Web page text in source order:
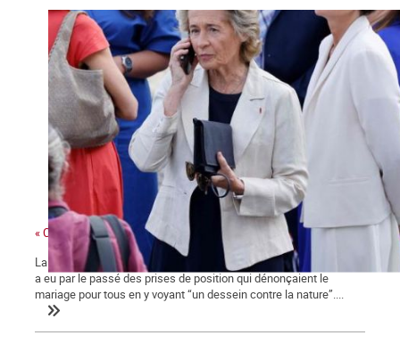
« Ces gens-là »
La ministre des collectivités territoriales, issue des Républicains,
a eu par le passé des prises de position qui dénonçaient le
mariage pour tous en y voyant “un dessein contre la nature”....